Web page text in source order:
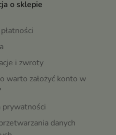
o sklepie
i zwroty
warto założyć konto w
prywatności
danych